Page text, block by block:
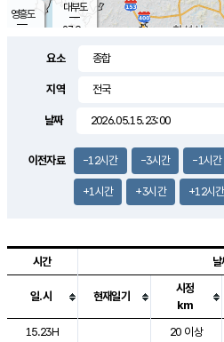
영흥도
2.1m/s
대부도
27.9
요소
지역
날짜
이전자료 -12시간 -3시간 -1시간
+1시간 +3시간 +12시간
도시별 기상실황표로 지점, 날씨, 기온,
시간 날
일.시 현재일기
시정
km
15.23H
20 이상